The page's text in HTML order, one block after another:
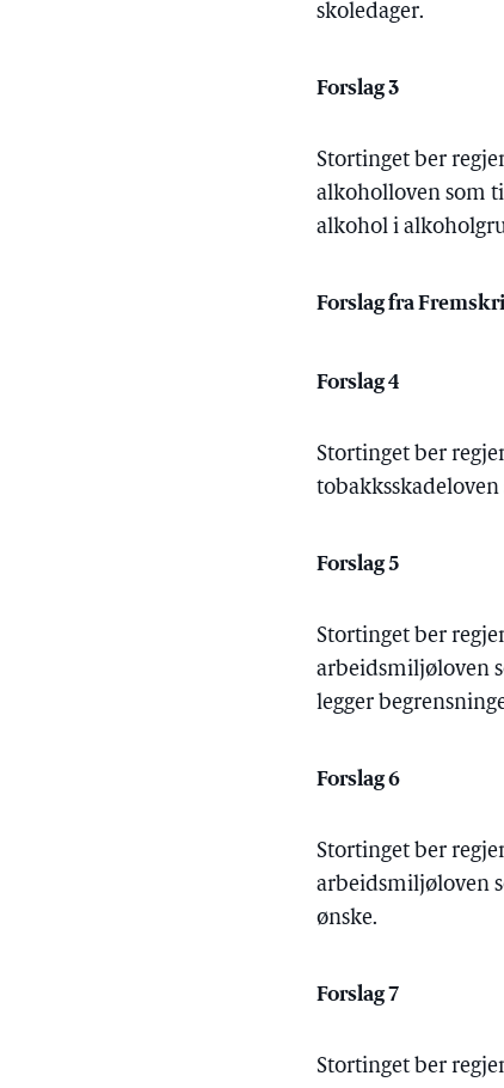
skoledager.
Forslag 3
Stortinget ber
alkoholloven som
alkohol i
Forslag fra
Forslag 4
Stortinget ber
Forslag 5
Stortinget ber
arbeidsmiljøloven
legger
Forslag 6
Stortinget ber
arbeidsmiljøloven
ønske.
Forslag 7
Stortinget ber